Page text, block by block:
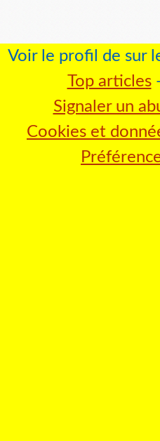
Voir le profil de sur
Top articles
Signaler un
Cookies et